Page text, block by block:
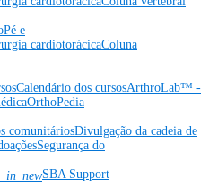
Pé e
cardiotorácicaColuna
Calendário dos cursosArthroLab™ -
OrthoPedia
comunitáriosDivulgação da cadeia de
Segurança do
SBA Support